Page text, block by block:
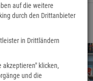
auf die weitere
durch den Drittanbieter
in Drittländern
akzeptieren" klicken,
und die